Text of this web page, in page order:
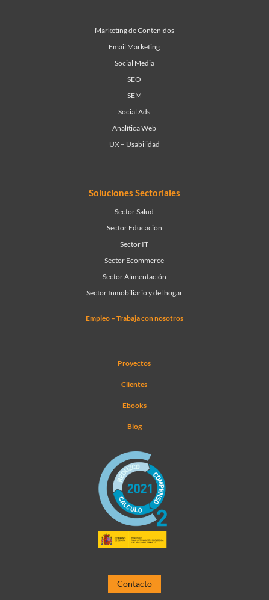
Marketing de Contenidos
Email Marketing
Social Media
SEO
SEM
Social Ads
Analítica Web
UX – Usabilidad
Soluciones Sectoriales
Sector Salud
Sector Educación
Sector IT
Sector Ecommerce
Sector Alimentación
Sector Inmobiliario y del hogar
Empleo – Trabaja con nosotros
Proyectos
Clientes
Ebooks
Blog
Contacto